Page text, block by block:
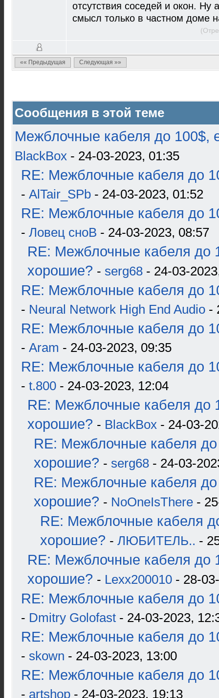
отсутствия соседей и окон. Ну
смысл только в частном доме
«« Предыдущая Следующая »»
Сообщения в этой теме
Межблочные кабеля до 100$,
BlackBox - 24-03-2023, 01:35
RE: Межблочные кабеля до
- AlTair_SPb - 24-03-2023, 01:52
RE: Межблочные кабеля до
- Ловец сноВ - 24-03-2023, 08:57
RE: Межблочные кабеля до
хорошие? - serg68 - 24-03-
RE: Межблочные кабеля до
- Neural Network High End Audio -
RE: Межблочные кабеля до
- Aram - 24-03-2023, 09:35
RE: Межблочные кабеля до
- t.800 - 24-03-2023, 12:04
RE: Межблочные кабеля до
хорошие? - BlackBox - 24-03-
RE: Межблочные кабеля до
хорошие? - serg68 - 24-03-
RE: Межблочные кабеля до
хорошие? - NoOneIsThere -
RE: Межблочные кабеля
хорошие? - ЛЮБИТЕЛЬ.. -
RE: Межблочные кабеля до
хорошие? - Lexx200010 - 28-
RE: Межблочные кабеля до
- Dmitry Golofast - 24-03-2023,
RE: Межблочные кабеля до
- skown - 24-03-2023, 13:00
RE: Межблочные кабеля до
- artshop - 24-03-2023, 19:13